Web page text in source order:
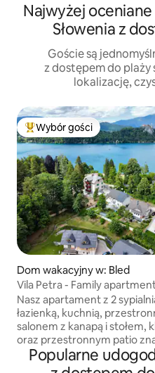
Najwyżej
Słowenia z
Goście są
z dostępem do plaży
lokalizację,
Najpopularniejsze z
Wybór gości
Dom wakacyjny w: Bled
Vila Petra - Family
Lake Bled
Nasz apartament z 2
łazienką, kuchnią,
salonem z kanapą i stołem,
oraz przestronnym patio
około 100 metrów od
(obszar kąpielowy). Znajduje
Popularne